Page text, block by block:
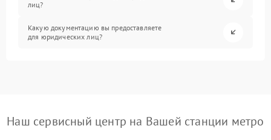
лиц?
Какую документацию вы предоставляете
для юридических лиц?
Наш сервисный центр на Вашей станции метро